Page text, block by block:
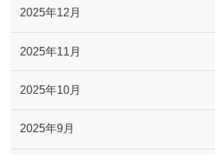
2025年12月
2025年11月
2025年10月
2025年9月